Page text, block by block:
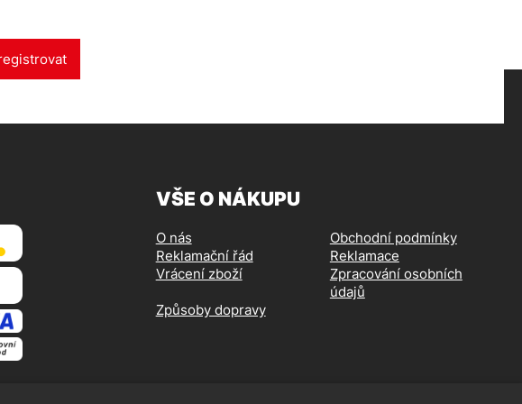
VŠE O NÁKUPU
O nás
Obchodní podmínky
Reklamační řád
Reklamace
Vrácení zboží
Zpracování osobních
údajů
Způsoby dopravy